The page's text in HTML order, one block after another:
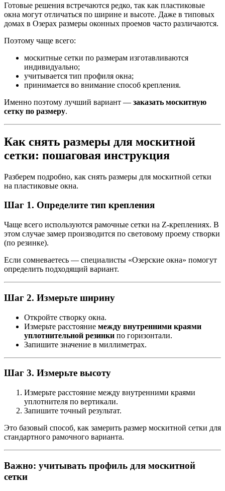
Готовые решения встречаются редко, так как пластиковые
окна могут отличаться по ширине и высоте. Даже в типовых
домах в Озерах размеры оконных проемов часто различаются.
Поэтому чаще всего:
москитные сетки по размерам изготавливаются
индивидуально;
учитывается тип профиля окна;
принимается во внимание способ крепления.
Именно поэтому лучший вариант — заказать москитную
сетку по размеру.
Как снять размеры для москитной
сетки: пошаговая инструкция
Разберем подробно, как снять размеры для москитной сетки
на пластиковые окна.
Шаг 1. Определите тип крепления
Чаще всего используются рамочные сетки на Z-креплениях. В
этом случае замер производится по световому проему створки
(по резинке).
Если сомневаетесь — специалисты «Озерские окна» помогут
определить подходящий вариант.
Шаг 2. Измерьте ширину
Откройте створку окна.
Измерьте расстояние между внутренними краями
уплотнительной резинки по горизонтали.
Запишите значение в миллиметрах.
Шаг 3. Измерьте высоту
Измерьте расстояние между внутренними краями
уплотнителя по вертикали.
Запишите точный результат.
Это базовый способ, как замерить размер москитной сетки для
стандартного рамочного варианта.
Важно: учитывать профиль для москитной
сетки